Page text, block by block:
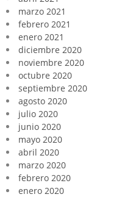
marzo 2021
febrero 2021
enero 2021
diciembre 2020
noviembre 2020
octubre 2020
septiembre 2020
agosto 2020
julio 2020
junio 2020
mayo 2020
abril 2020
marzo 2020
febrero 2020
enero 2020